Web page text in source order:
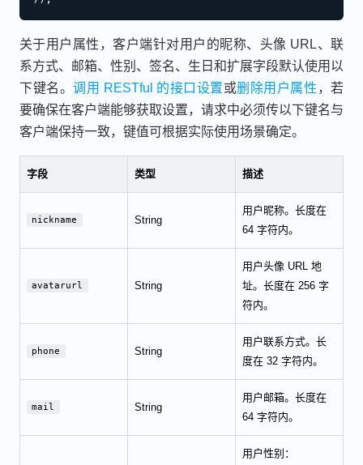
关于用户属性，客户端针对用户的昵称、头像 URL、联
系方式、邮箱、性别、签名、生日和扩展字段默认使用以
下键名。调用 RESTful 的接口设置或删除用户属性 ，若
要确保在客户端能够获取设置，请求中必须传以下键名与
客户端保持一致，键值可根据实际使用场景确定。
字段 类型 描述
nickname String
用户昵称。长度在
64 字符内。
avatarurl String
用户头像 URL 地
址。长度在 256 字
符内。
phone String
用户联系方式。长
度在 32 字符内。
mail String
用户邮箱。长度在
64 字符内。
用户性别：